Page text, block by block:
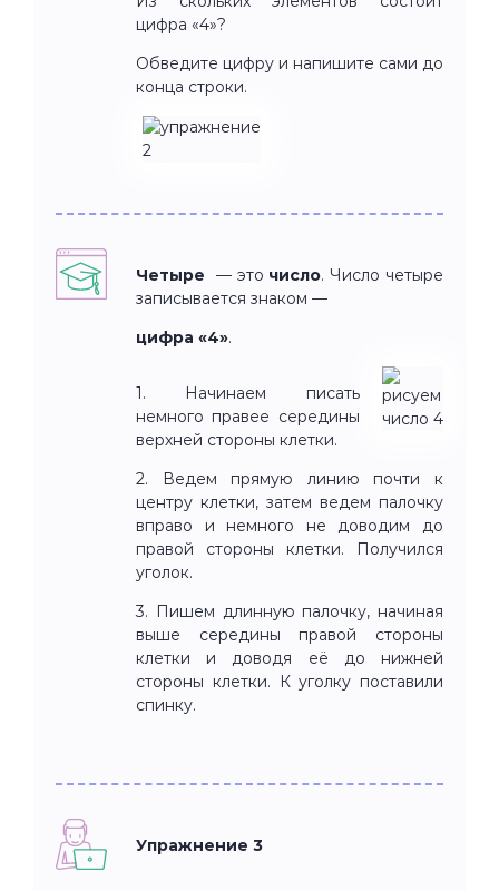
цифра «4»?
Обведите цифру и напишите сами до
конца строки.
Четыре — это число. Число четыре
записывается знаком —
цифра «4».
1. Начинаем писать
немного правее середины
верхней стороны клетки.
2. Ведем прямую линию почти к
центру клетки, затем ведем палочку
вправо и немного не доводим до
правой стороны клетки. Получился
уголок.
3. Пишем длинную палочку, начиная
выше середины правой стороны
клетки и доводя её до нижней
стороны клетки. К уголку поставили
спинку.
Упражнение 3